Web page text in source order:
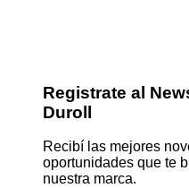
Registrate al
Duroll
Recibí las mejores
oportunidades que te
nuestra marca.